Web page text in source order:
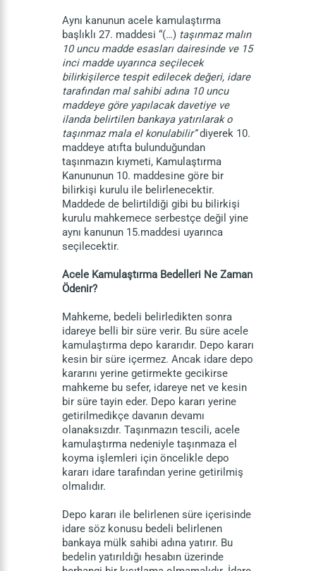
Aynı kanunun acele kamulaştırma
başlıklı 27. maddesi “(…) taşınmaz malın
10 uncu madde esasları dairesinde ve 15
inci madde uyarınca seçilecek
bilirkişilerce tespit edilecek değeri, idare
tarafından mal sahibi adına 10 uncu
maddeye göre yapılacak davetiye ve
ilanda belirtilen bankaya yatırılarak o
taşınmaz mala el konulabilir”diyerek 10.
maddeye atıfta bulunduğundan
taşınmazın kıymeti, Kamulaştırma
Kanununun 10. maddesine göre bir
bilirkişi kurulu ile belirlenecektir.
Maddede de belirtildiği gibi bu bilirkişi
kurulu mahkemece serbestçe değil yine
aynı kanunun 15.maddesi uyarınca
seçilecektir.
Acele Kamulaştırma Bedelleri Ne Zaman
Ödenir?
Mahkeme, bedeli belirledikten sonra
idareye belli bir süre verir. Bu süre acele
kamulaştırma depo kararıdır. Depo kararı
kesin bir süre içermez. Ancak idare depo
kararını yerine getirmekte gecikirse
mahkeme bu sefer, idareye net ve kesin
bir süre tayin eder. Depo kararı yerine
getirilmedikçe davanın devamı
olanaksızdır. Taşınmazın tescili, acele
kamulaştırma nedeniyle taşınmaza el
koyma işlemleri için öncelikle depo
kararı idare tarafından yerine getirilmiş
olmalıdır.
Depo kararı ile belirlenen süre içerisinde
idare söz konusu bedeli belirlenen
bankaya mülk sahibi adına yatırır. Bu
bedelin yatırıldığı hesabın üzerinde